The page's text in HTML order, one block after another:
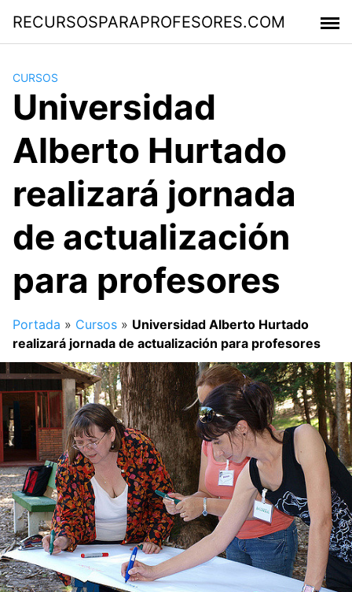
contenido
RECURSOSPARAPROFESORES.COM
CURSOS
Universidad
Alberto Hurtado
realizará jornada
de actualización
para profesores
Portada » Cursos » Universidad Alberto Hurtado
realizará jornada de actualización para profesores